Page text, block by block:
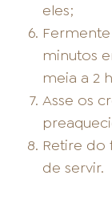
eles;
minutos
meia a 2
Asse os
Retire do
de servir.